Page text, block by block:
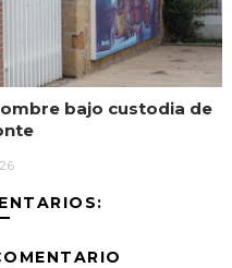
bajo custodia de